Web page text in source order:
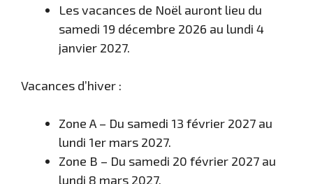
Les vacances de Noël auront lieu du
samedi 19 décembre 2026 au lundi 4
janvier 2027.
Vacances d’hiver :
Zone A – Du samedi 13 février 2027 au
lundi 1er mars 2027.
Zone B – Du samedi 20 février 2027 au
lundi 8 mars 2027.